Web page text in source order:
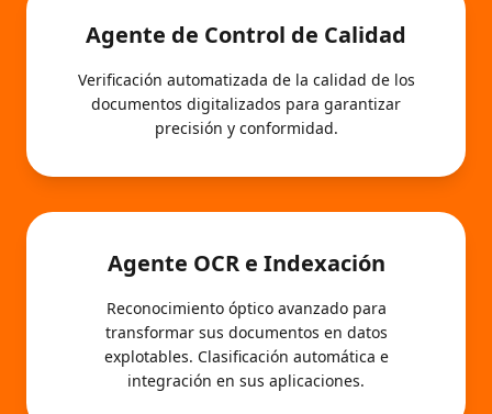
Agente de Control de Calidad
Verificación automatizada de la calidad de los
documentos digitalizados para garantizar
precisión y conformidad.
Agente OCR e Indexación
Reconocimiento óptico avanzado para
transformar sus documentos en datos
explotables. Clasificación automática e
integración en sus aplicaciones.